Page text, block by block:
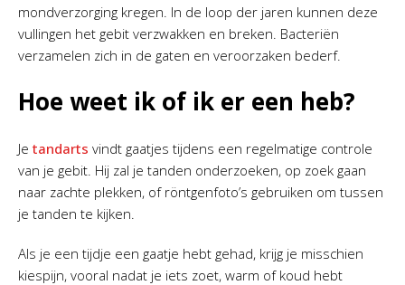
mondverzorging kregen. In de loop der jaren kunnen deze
vullingen het gebit verzwakken en breken. Bacteriën
verzamelen zich in de gaten en veroorzaken bederf.
Hoe weet ik of ik er een heb?
Je tandarts vindt gaatjes tijdens een regelmatige controle
van je gebit. Hij zal je tanden onderzoeken, op zoek gaan
naar zachte plekken, of röntgenfoto’s gebruiken om tussen
je tanden te kijken.
Als je een tijdje een gaatje hebt gehad, krijg je misschien
kiespijn, vooral nadat je iets zoet, warm of koud hebt